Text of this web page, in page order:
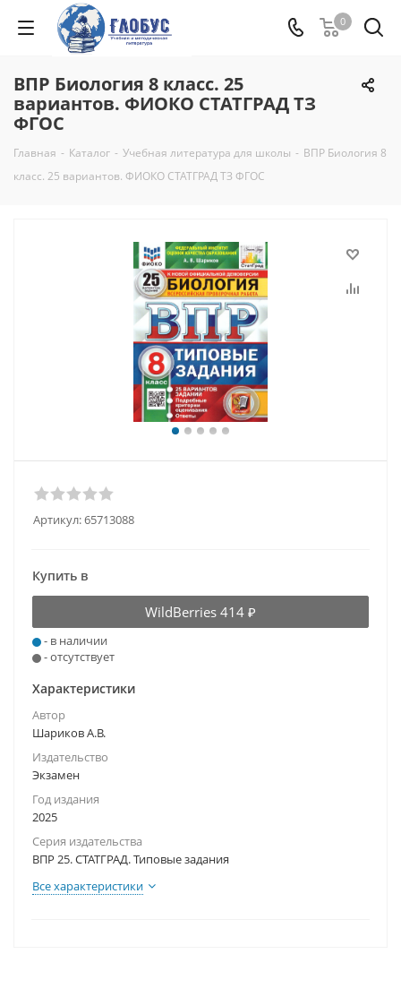
0
ВПР Биология 8 класс. 25
вариантов. ФИОКО СТАТГРАД ТЗ
ФГОС
Главная - Каталог - Учебная литература для школы - ВПР Биология 8
класс. 25 вариантов. ФИОКО СТАТГРАД ТЗ ФГОС
Артикул:65713088
Купить в
WildBerries 414 ₽
- в наличии
- отсутствует
Характеристики
Автор
Шариков А.В.
Издательство
Экзамен
Год издания
2025
Серия издательства
ВПР 25. СТАТГРАД. Типовые задания
Все характеристики